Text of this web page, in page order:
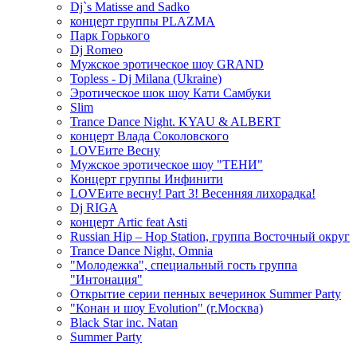
Dj`s Matisse and Sadko
концерт группы PLAZMA
Парк Горького
Dj Romeo
Мужское эротическое шоу GRAND
Topless - Dj Milana (Ukraine)
Эротическое шок шоу Кати Самбуки
Slim
Trance Dance Night. KYAU & ALBERT
концерт Влада Соколовского
LOVEите Весну
Мужское эротическое шоу "ТЕНИ"
Концерт группы Инфинити
LOVEите весну! Part 3! Весенняя лихорадка!
Dj RIGA
концерт Artic feat Asti
Russian Hip – Hop Station, группа Восточный округ
Trance Dance Night, Omnia
"Молодежка", специальный гость группа
"Интонация"
Открытие серии пенных вечеринок Summer Party
"Конан и шоу Evolution" (г.Москва)
Black Star inc. Natan
Summer Party